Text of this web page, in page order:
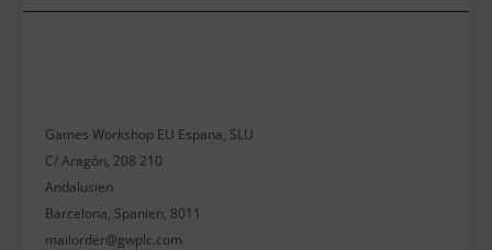
Games Workshop EU Espana, SLU
C/ Aragón, 208 210
Andalusien
Barcelona, Spanien, 8011
mailorder@gwplc.com